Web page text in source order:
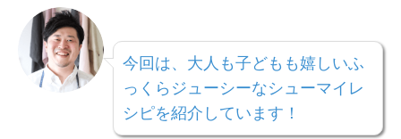
今回は、大人も子どもも嬉しいふ
っくらジューシーなシューマイレ
シピを紹介しています！